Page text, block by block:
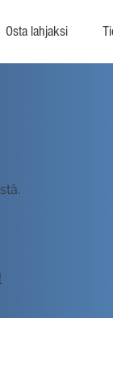
Osta lahjaksi